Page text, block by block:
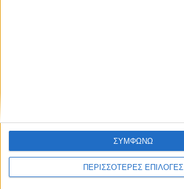
ΠΕΡΙΣΣΟΤΕΡΕΣ ΕΠΙΛΟΓΕΣ
ΣΥΜΦΩΝΩ